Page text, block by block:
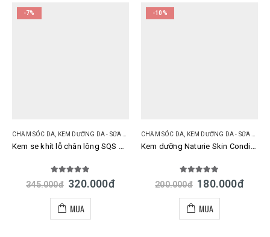
-7%
CHĂM SÓC DA, KEM DƯỠNG DA - SỮA DƯỠNG DA
Kem se khít lỗ chân lông SQS Deep Concentrate Extra Moisture Essence Nhật Bản
out of 5
345.000đ 320.000đ
MUA
-10%
CHĂM SÓC DA, KEM DƯỠNG DA - SỮA DƯỠNG DA
Kem dưỡng Naturie Skin Conditioning Gel Nhật Bản 180g
out of 5
200.000đ 180.000đ
MUA